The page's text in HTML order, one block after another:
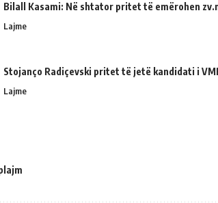
Bilall Kasami: Në shtator pritet të emërohen
Lajme
Stojanço Radiçevski pritet të jetë kandidati i
Lajme